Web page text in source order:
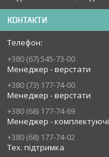
КОНТАКТИ
+380 (67) 545-73-00
Менеджер - верстати
+380 (73) 177-74-00
Менеджер - верстати
+380 (68) 177-74-69
Менеджер - комплектуючі
+380 (68) 177-74-02
Тех. підтримка